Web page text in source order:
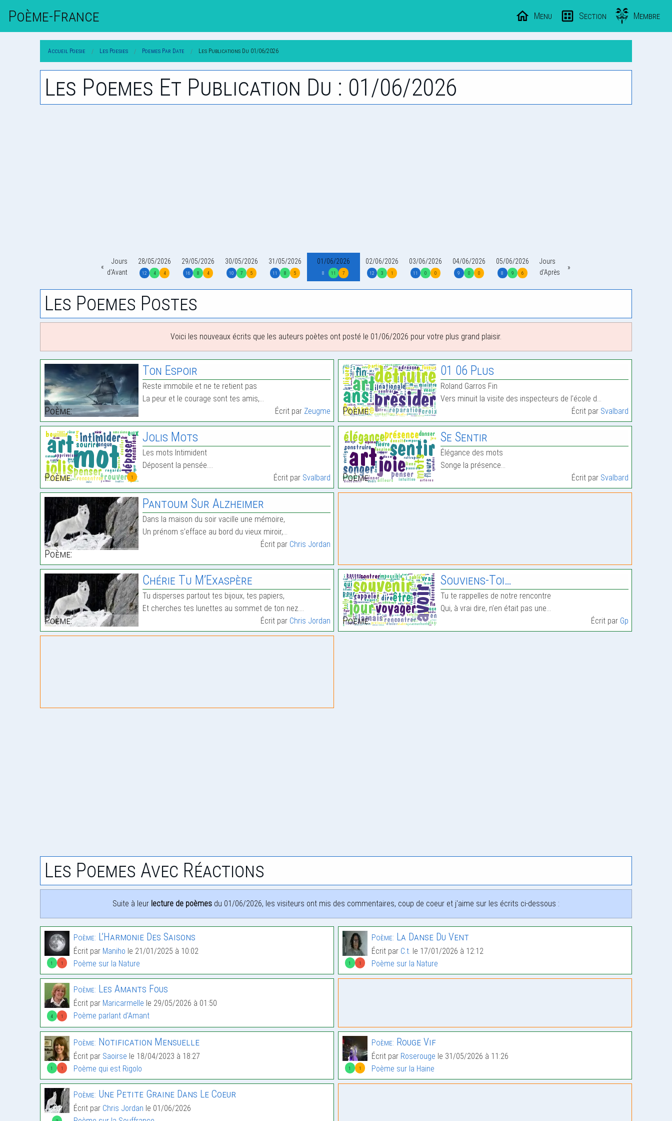
Poème-FrAnce Menu Section Membre
Accueil Poesie Les Poesies Poemes Par Date Les Publications Du 01/06/2026
Les Poemes Et Publication Du : 01/06/2026
Jours
d'Avant
28/05/2026
12 4 4
29/05/2026
16 8 4
30/05/2026
10 7 5
31/05/2026
11 8 5
01/06/2026
8 11 7
02/06/2026
12 3 1
03/06/2026
11 0 0
04/06/2026
9 0 0
05/06/2026
8 9 6
Jours
d'Après
Les Poemes Postes
Voici les nouveaux écrits que les auteurs poètes ont posté le 01/06/2026 pour votre plus grand plaisir.
Poème:
Ton Espoir
Reste immobile et ne te retient pas
La peur et le courage sont tes amis,…
Écrit par Zeugme Poème:
01 06 Plus
Roland Garros Fin
Vers minuit la visite des inspecteurs de l’école d…
Écrit par Svalbard
1
Poème:
Jolis Mots
Les mots Intimident
Déposent la pensée.…
Écrit par Svalbard Poème:
Se Sentir
Élégance des mots
Songe la présence…
Écrit par Svalbard
Poème:
Pantoum Sur Alzheimer
Dans la maison du soir vacille une mémoire,
Un prénom s’efface au bord du vieux miroir,…
Écrit par Chris Jordan
Poème:
Chérie Tu M’Exaspère
Tu disperses partout tes bijoux, tes papiers,
Et cherches tes lunettes au sommet de ton nez.…
Écrit par Chris Jordan Poème:
Souviens-Toi…
Tu te rappelles de notre rencontre
Qui, à vrai dire, n’en était pas une…
Écrit par Gp
Les Poemes Avec Réactions
Suite à leur lecture de poèmes du 01/06/2026, les visiteurs ont mis des commentaires, coup de coeur et j'aime sur les écrits ci-dessous :
1 1
Poème: L’Harmonie Des Saisons
Écrit par Maniho le 21/01/2025 à 10:02
Poème sur la Nature
1 1
Poème: La Danse Du Vent
Écrit par C.t. le 17/01/2026 à 12:12
Poème sur la Nature
4 1
Poème: Les Amants Fous
Écrit par Maricarmelle le 29/05/2026 à 01:50
Poème parlant d'Amant
1 1
Poème: Notification Mensuelle
Écrit par Saoirse le 18/04/2023 à 18:27
Poème qui est Rigolo
1 1
Poème: Rouge Vif
Écrit par Roserouge le 31/05/2026 à 11:26
Poème sur la Haine
Poème: Une Petite Graine Dans Le Coeur
Écrit par Chris Jordan le 01/06/2026